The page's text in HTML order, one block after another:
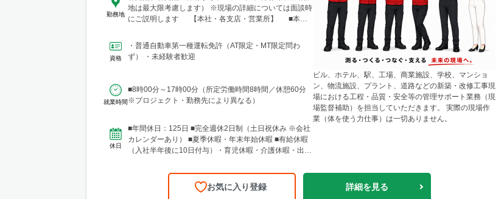
勤務地
地は最大限考慮します） ※現場の詳細については面談時
にご説明します 【本社・各支店・営業所】 ■本
ューステートメナー1055 └アクセス：京王線「新宿駅」
から徒歩5分 ※東京都を中心とした首都圏のほか、栃
木・群馬・茨城・埼玉・山梨・千葉・神奈川などに関東
市青葉区中央1丁目7-4（アーケード内） 宮城商事ビル
4F ※宮城県エリアのほか、青森・岩手・秋田・山形・
福島などに現場あり ■北日本支店 札幌営業所・建設
条西3丁目13 NKエルムビル1F └アクセス：地下鉄「北
12条駅」徒歩3分、JR「札幌駅」徒歩9分 ※札幌を中心
とした道央圏のほか、道南・道東・道北の各地区（小
店 神戸営業所 兵庫県神戸市中央区東町122-2 港都ビル8
階 └アクセス：「三宮・花時計前駅」から徒歩2分、
「三宮駅」から徒歩8分 ※関西、近畿圏を中心としたエ
資格
・普通自動車第一種運転免許（AT限定・MT限定問わ
ず） ・未経験者歓迎
就業時間
■8時00分～17時00分（所定労働時間8時間／休憩60分
※プロジェクト・勤務先により異なる）
休日
■年間休日：125日 ■完全週休2日制（土日祝休み ※会社
カレンダーあり） ■夏季休暇・年末年始休暇 ■有給休暇
（入社半年後に10日付与）・育児休暇・介護休暇・出張
ビル、ホテル、駅、工場、商業施設、学校、マンショ
ン、物流施設、プラント、道路などの新築・改修工事現
場における工程・品質・安全等の管理サポート業務（現
場監督補助）を担当していただきます。 実際の現場作
業（体を使う力仕事）は一切ありません。
お気に入り登録 詳細を見る